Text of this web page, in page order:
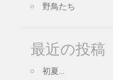
野鳥たち
最近の投稿
初夏…